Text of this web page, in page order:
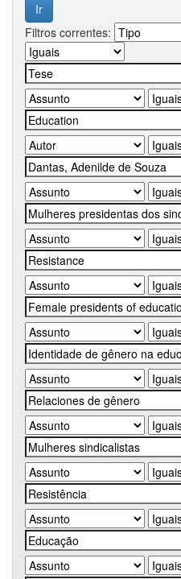
Filtros correntes: